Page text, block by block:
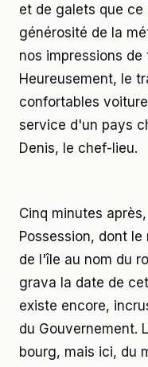
et de galets que
générosité de la
nos impressions
Heureusement, le
confortables
service d'un pays
Denis, le chef-lieu.
Cinq minutes
Possession, dont
de l'île au nom du
grava la date de
existe encore,
du Gouvernement.
bourg, mais ici, du